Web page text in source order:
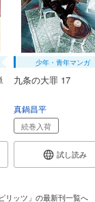
少年・青年マンガ
九条の大罪 17
真鍋昌平
続巻入荷
試し読み
リッツ」の最新刊一覧へ